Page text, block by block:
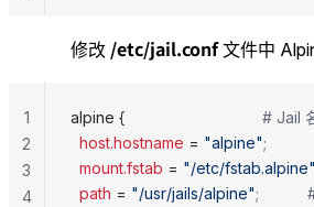
修改 /etc/jail.conf文件中
alpine { # Jail
  host.hostname
= "alpine";
  mount.fstab
= "/etc/fstab.alpine"
  path
= "/usr/jails/alpine";
1
2
3
4